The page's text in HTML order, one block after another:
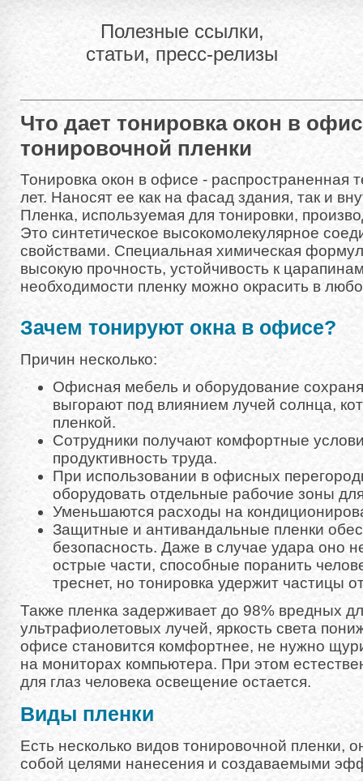
Полезные ссылки,
статьи, пресс-релизы
Что дает тонировка окон в
тонировочной пленки
Тонировка окон в офисе - распространенная
лет. Наносят ее как на фасад здания, так и
Пленка, используемая для тонировки,
Это синтетическое высокомолекулярное
свойствами. Специальная химическая
высокую прочность, устойчивость к
необходимости пленку можно окрасить в
Зачем тонируют окна в офисе?
Причин несколько:
Офисная мебель и оборудование
выгорают под влиянием лучей солнца,
пленкой.
Сотрудники получают комфортные
продуктивность труда.
При использовании в офисных
оборудовать отдельные рабочие зоны
Уменьшаются расходы на
Защитные и антивандальные пленки
безопасность. Даже в случае удара оно
острые части, способные поранить
треснет, но тонировка удержит частицы
Также пленка задерживает до 98% вредных
ультрафиолетовых лучей, яркость света
офисе становится комфортнее, не нужно
на мониторах компьютера. При этом
для глаз человека освещение остается.
Виды пленки
Есть несколько видов тонировочной пленки,
собой целями нанесения и создаваемыми